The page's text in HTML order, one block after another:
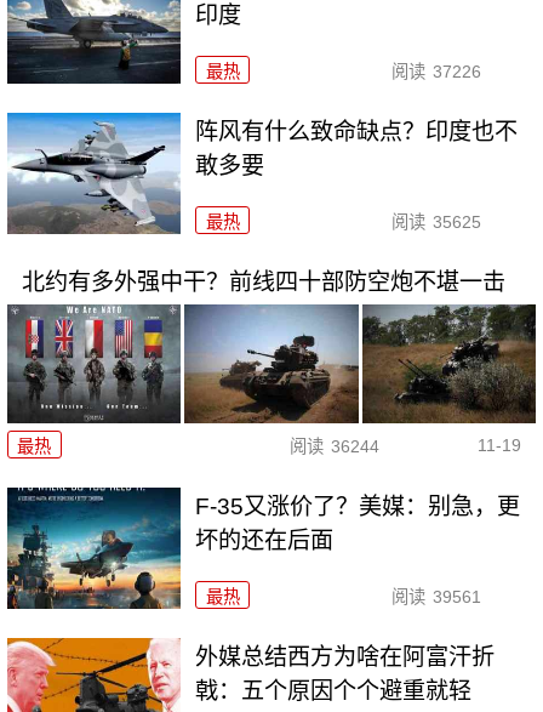
印度
最热 阅读 37226
阵风有什么致命缺点？印度也不
敢多要
最热 阅读 35625
北约有多外强中干？前线四十部防空炮不堪一击
最热 阅读 36244 11-19
F-35又涨价了？美媒：别急，更
坏的还在后面
最热 阅读 39561
外媒总结西方为啥在阿富汗折
戟：五个原因个个避重就轻